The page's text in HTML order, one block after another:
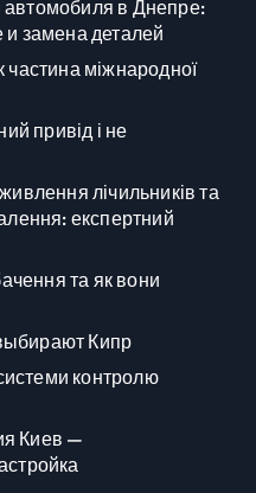
в Днепре:
замена деталей
частина міжнародної
привід і не
лічильників та
експертний
та як вони
Кипр
контролю
Киев —